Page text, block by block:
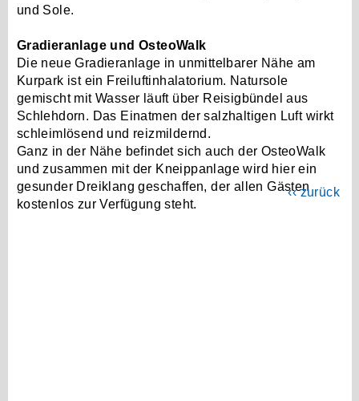
und Sole.
Gradieranlage und OsteoWalk
Die neue Gradieranlage in unmittelbarer Nähe am
Kurpark ist ein Freiluftinhalatorium. Natursole
gemischt mit Wasser läuft über Reisigbündel aus
Schlehdorn. Das Einatmen der salzhaltigen Luft wirkt
schleimlösend und reizmildernd.
Ganz in der Nähe befindet sich auch der OsteoWalk
und zusammen mit der Kneippanlage wird hier ein
gesunder Dreiklang geschaffen, der allen Gästen
kostenlos zur Verfügung steht.
‹‹ zurück